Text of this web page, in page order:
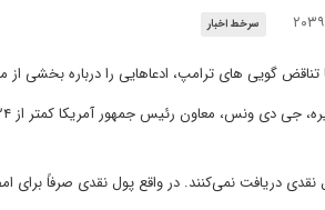
سرخط اخبار
گویی های ترامپ، ادعاهایی را درباره بخشی از
دریافت نمی‌کنند. در واقع پول نقدی صرفاً برای